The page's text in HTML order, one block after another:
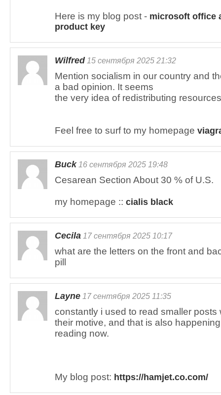
Here is my blog post - microsoft office
product key
Wilfred15 сентября 2025 21:32
Mention socialism in our country and
a bad opinion. It seems
the very idea of redistributing
Feel free to surf to my homepage
Buck16 сентября 2025 19:48
Cesarean Section About 30 % of U.S.
my homepage :: cialis black
Cecila 17 сентября 2025 10:17
what are the letters on the front and
pill
Layne 17 сентября 2025 11:35
constantly i used to read smaller posts
their motive, and that is also
reading now.
My blog post: https://hamjet.co.com/